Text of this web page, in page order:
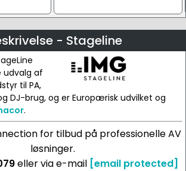
- Stageline
af
til PA,
DJ-brug, og er Europærisk udvilket og
.
for tilbud på professionelle AV
løsninger.
eller via e-mail [email protected]